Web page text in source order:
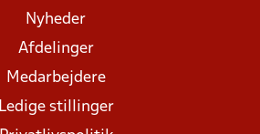
Nyheder
Afdelinger
Medarbejdere
Ledige stillinger